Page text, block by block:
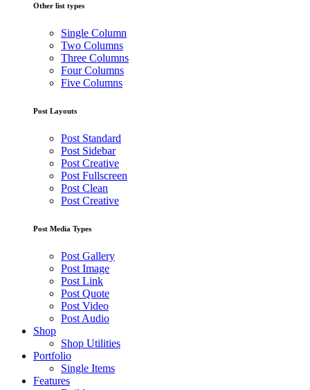
Other list types
Single Column
Two Columns
Three Columns
Four Columns
Five Columns
Post Layouts
Post Standard
Post Sidebar
Post Creative
Post Fullscreen
Post Clean
Post Creative
Post Media Types
Post Gallery
Post Image
Post Link
Post Quote
Post Video
Post Audio
Shop
Shop Utilities
Portfolio
Single Items
Features